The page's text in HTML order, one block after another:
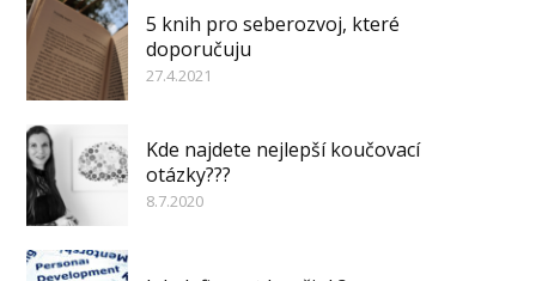
5 knih pro seberozvoj, které
doporučuju
27.4.2021
Kde najdete nejlepší koučovací
otázky???
8.7.2020